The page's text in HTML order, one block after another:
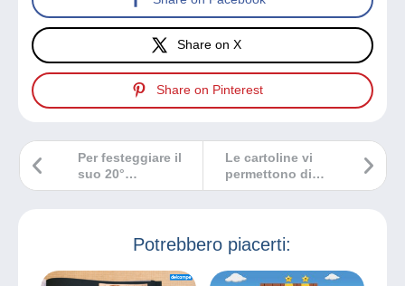
Share on X
Share on Pinterest
Le cartoline vi
permettono di
scoprire le
Per festeggiare il
suo 20°
anniversario,
Graine de Vie per
piantare 10.000
alberi.
Potrebbero piacerti: